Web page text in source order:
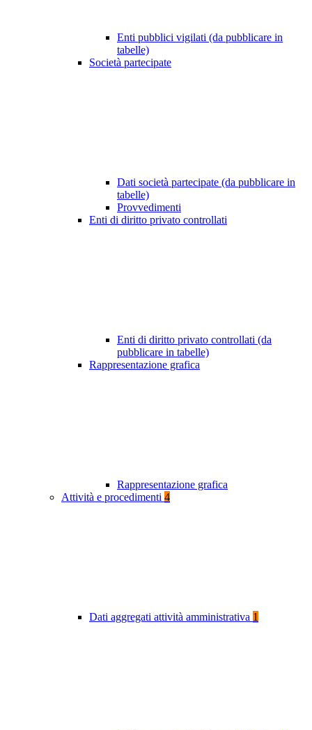
Enti pubblici vigilati (da pubblicare in
tabelle)
Società partecipate
Dati società partecipate (da pubblicare in
tabelle)
Provvedimenti
Enti di diritto privato controllati
Enti di diritto privato controllati (da
pubblicare in tabelle)
Rappresentazione grafica
Rappresentazione grafica
Attività e procedimenti 4
Dati aggregati attività amministrativa 1